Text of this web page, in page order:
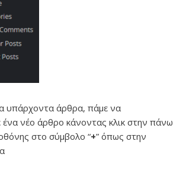
υπάρχοντα άρθρα, πάμε να
ένα νέο άρθρο κάνοντας κλικ στην πάνω
στο σύμβολο “+” όπως στην